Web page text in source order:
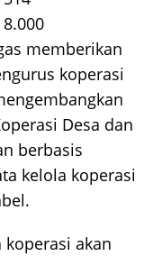
memberikan
koperasi
Desa dan
berbasis
kelola koperasi
koperasi akan